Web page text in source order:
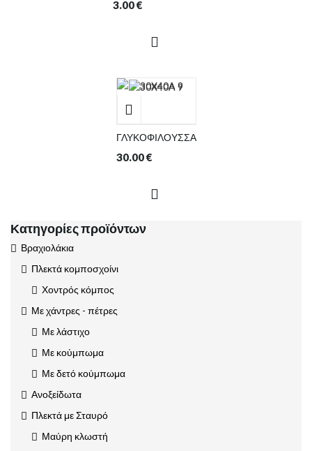
3.00€
ΓΛΥΚΟΦΙΛΟΥΣΣΑ
30.00€
Κατηγορίες προϊόντων
Βραχιολάκια
Πλεκτά κομποσχοίνι
Χοντρός κόμπος
Με χάντρες - πέτρες
Με λάστιχο
Με κούμπωμα
Με δετό κούμπωμα
Ανοξείδωτα
Πλεκτά με Σταυρό
Μαύρη κλωστή